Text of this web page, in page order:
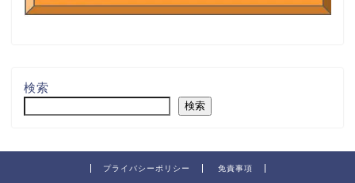
検索
検索
プライバシーポリシー 免責事項